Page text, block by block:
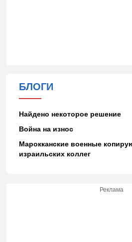
БЛОГИ
Найдено некоторое решение
Война на износ
Марокканские военные
израильских коллег
Реклама